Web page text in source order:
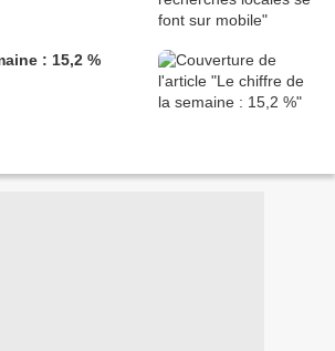
: 15,2 %